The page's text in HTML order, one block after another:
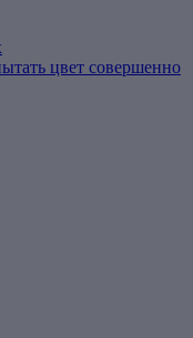
цвет совершенно